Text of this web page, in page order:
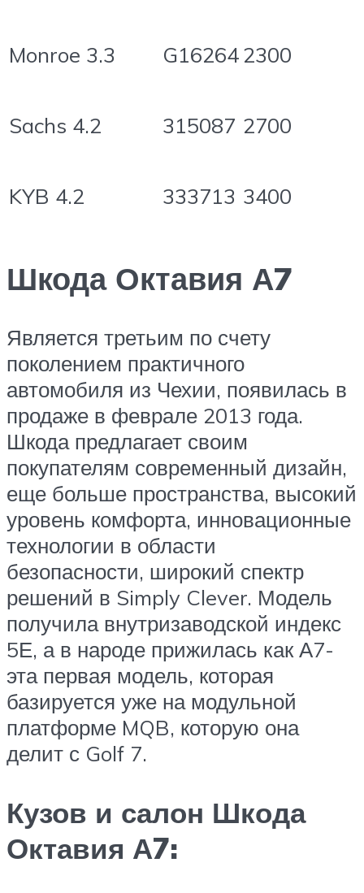
Monroe 3.3 G162642300
Sachs 4.2 315087 2700
KYB 4.2 333713 3400
Шкода Октавия А7
Является третьим по счету
поколением практичного
автомобиля из Чехии, появилась в
продаже в феврале 2013 года.
Шкода предлагает своим
покупателям современный дизайн,
еще больше пространства, высокий
уровень комфорта, инновационные
технологии в области
безопасности, широкий спектр
решений в Simply Clever. Модель
получила внутризаводской индекс
5Е, а в народе прижилась как А7-
эта первая модель, которая
базируется уже на модульной
платформе MQB, которую она
делит с Golf 7.
Кузов и салон Шкода
Октавия А7: